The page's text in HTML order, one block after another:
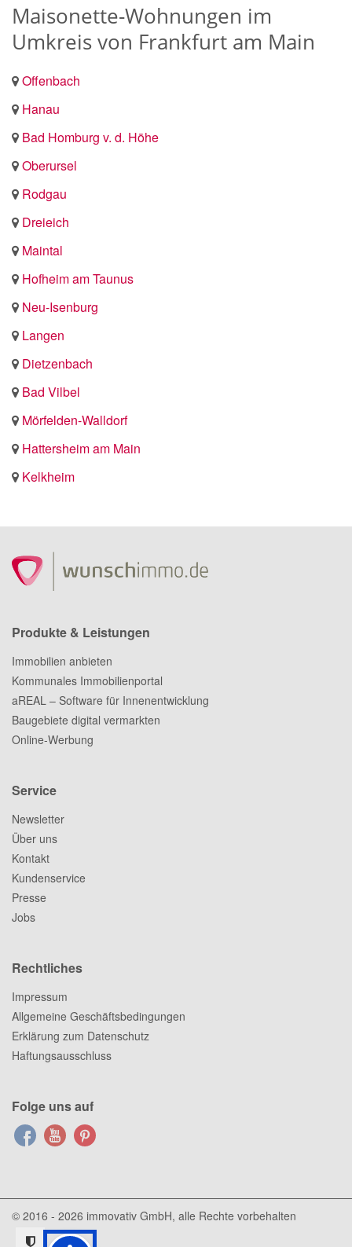
Maisonette-Wohnungen im
Umkreis von Frankfurt am Main
Offenbach
Hanau
Bad Homburg v. d. Höhe
Oberursel
Rodgau
Dreieich
Maintal
Hofheim am Taunus
Neu-Isenburg
Langen
Dietzenbach
Bad Vilbel
Mörfelden-Walldorf
Hattersheim am Main
Kelkheim
Produkte & Leistungen
Immobilien anbieten
Kommunales Immobilienportal
aREAL – Software für Innenentwicklung
Baugebiete digital vermarkten
Online-Werbung
Service
Newsletter
Über uns
Kontakt
Kundenservice
Presse
Jobs
Rechtliches
Impressum
Allgemeine Geschäftsbedingungen
Erklärung zum Datenschutz
Haftungsausschluss
Folge uns auf
© 2016 - 2026 immovativ GmbH, alle Rechte vorbehalten